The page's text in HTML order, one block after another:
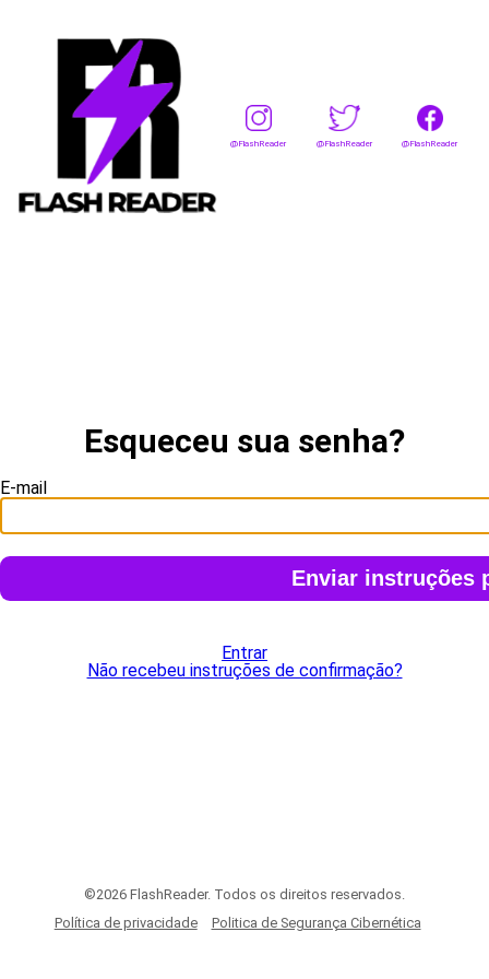
@FlashReader @FlashReader @FlashReader
Esqueceu sua senha?
E-mail
Entrar
Não recebeu instruções de confirmação?
©2026 FlashReader. Todos os direitos reservados.
Política de privacidade
Politica de Segurança Cibernética